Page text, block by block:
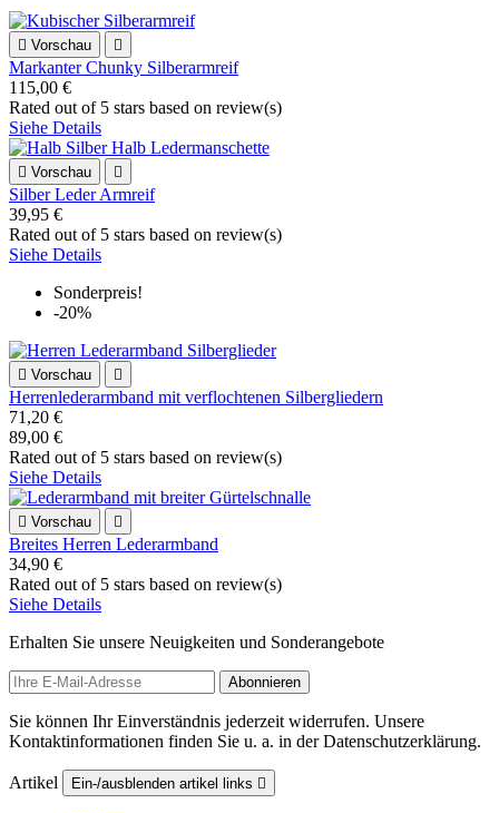
 Vorschau 
Markanter Chunky Silberarmreif
115,00 €
Rated out of 5 stars based on review(s)
Siehe Details
 Vorschau 
Silber Leder Armreif
39,95 €
Rated out of 5 stars based on review(s)
Siehe Details
Sonderpreis!
-20%
 Vorschau 
Herrenlederarmband mit verflochtenen Silbergliedern
71,20 €
89,00 €
Rated out of 5 stars based on review(s)
Siehe Details
 Vorschau 
Breites Herren Lederarmband
34,90 €
Rated out of 5 stars based on review(s)
Siehe Details
Erhalten Sie unsere Neuigkeiten und Sonderangebote
Sie können Ihr Einverständnis jederzeit widerrufen. Unsere
Kontaktinformationen finden Sie u. a. in der Datenschutzerklärung.
Artikel Ein-/ausblenden artikel links 